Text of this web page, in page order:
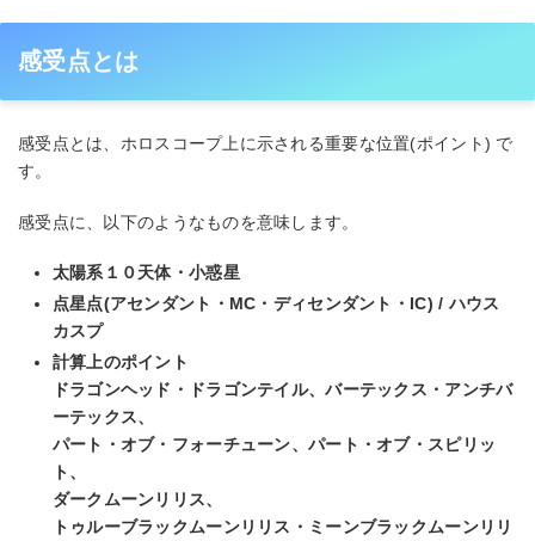
感受点とは
感受点とは、ホロスコープ上に示される重要な位置(ポイント) で
す。
感受点に、以下のようなものを意味します。
太陽系１０天体・小惑星
点星点(アセンダント・MC・ディセンダント・IC) / ハウス
カスプ
計算上のポイント
ドラゴンヘッド・ドラゴンテイル、バーテックス・アンチバ
ーテックス、
パート・オブ・フォーチューン、パート・オブ・スピリッ
ト、
ダークムーンリリス、
トゥルーブラックムーンリリス・ミーンブラックムーンリリ